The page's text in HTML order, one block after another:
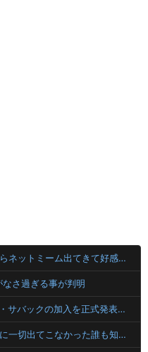
【画像】X民「職場のお姉さんが口からネットミーム出てきて好感持てる」←10万いいねwwxwxwwwww
なさ過ぎる事が判明
セレッソ大阪がシリア代表FWパブロ・サバックの加入を正式発表 「何曲か一緒に歌えたらいいですね！」
【動画】鉄拳8世界大会、今まで大会に一切出てこなかった誰も知らない無名のパキスタン人が世界王者を5タテで完封して優勝するｗｗｗｗｗｗｗ